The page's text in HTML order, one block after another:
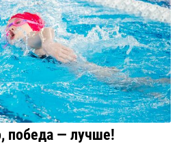
победа — лучше!